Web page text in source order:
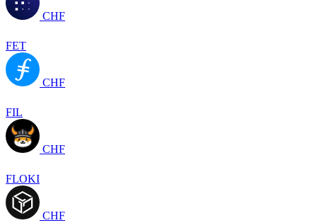
CHF
FET
CHF
FIL
CHF
FLOKI
CHF